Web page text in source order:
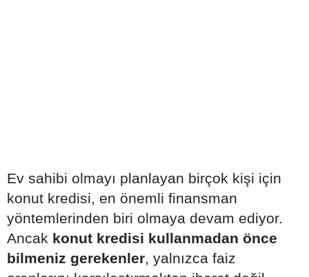
Ev sahibi olmayı planlayan birçok kişi için
konut kredisi, en önemli finansman
yöntemlerinden biri olmaya devam ediyor.
Ancak konut kredisi kullanmadan önce
bilmeniz gerekenler, yalnızca faiz